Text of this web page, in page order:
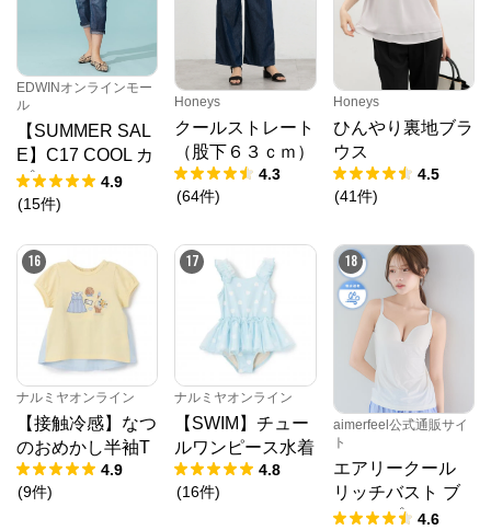
EDWINオンラインモー
ル
【SUMMER SAL
E】C17 COOL カ
プリ デニムパン
ツ【涼】
4.9
(15件)
Honeys
クールストレート
（股下６３ｃｍ）
4.3
(64件)
Honeys
ひんやり裏地ブラ
ウス
4.5
(41件)
16
ナルミヤオンライン
【接触冷感】なつ
のおめかし半袖T
4.9
(9件)
17
ナルミヤオンライン
【SWIM】チュー
ルワンピース水着
4.8
(16件)
18
aimerfeel公式通販サイ
ト
エアリークール
リッチバスト ブ
ラトップ (ワイヤ
4.6